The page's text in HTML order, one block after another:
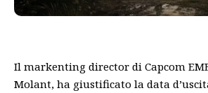
Il markenting director di Capcom
Molant, ha giustificato la data